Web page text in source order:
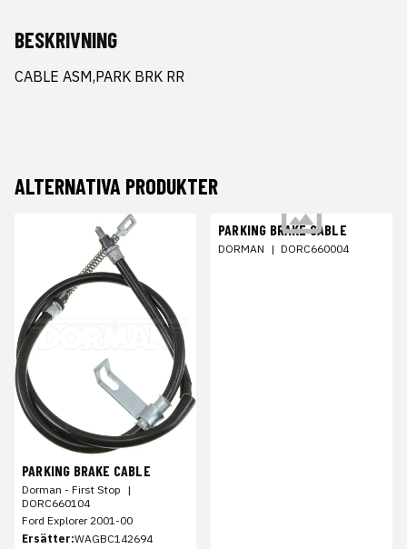
BESKRIVNING
CABLE ASM,PARK BRK RR
ALTERNATIVA PRODUKTER
PARKING BRAKE CABLE
Dorman - First Stop |
DORC660104
Ford Explorer 2001-00
Ersätter:WAGBC142694
PARKING BRAKE CABLE
DORMAN | DORC660004